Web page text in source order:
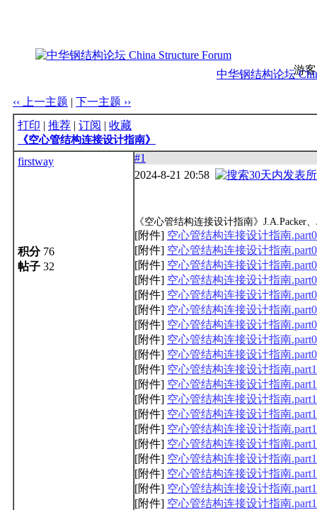
游
中华钢结构论坛
‹‹ 上一主题 | 下一主题 ››
打印 | 推荐 | 订阅 | 收藏
《空心管结构连接设计指南》
firstway
积分76
帖子 32
#1
2024-8-21 20:58
《空心管结构连接设计指南》J.A.Packer
[附件] 空心管结构连接设计指南
[附件] 空心管结构连接设计指南
[附件] 空心管结构连接设计指南
[附件] 空心管结构连接设计指南
[附件] 空心管结构连接设计指南
[附件] 空心管结构连接设计指南
[附件] 空心管结构连接设计指南
[附件] 空心管结构连接设计指南
[附件] 空心管结构连接设计指南
[附件] 空心管结构连接设计指南
[附件] 空心管结构连接设计指南
[附件] 空心管结构连接设计指南
[附件] 空心管结构连接设计指南
[附件] 空心管结构连接设计指南
[附件] 空心管结构连接设计指南
[附件] 空心管结构连接设计指南
[附件] 空心管结构连接设计指南
[附件] 空心管结构连接设计指南
[附件] 空心管结构连接设计指南